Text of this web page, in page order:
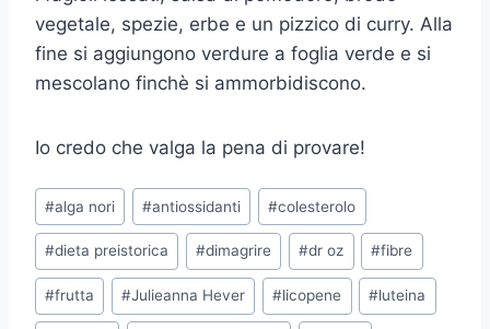
vegetale, spezie, erbe e un pizzico di curry. Alla
fine si aggiungono verdure a foglia verde e si
mescolano finchè si ammorbidiscono.
Io credo che valga la pena di provare!
Tag
articolo:
#alga nori #antiossidanti #colesterolo
#dieta preistorica #dimagrire #dr oz #fibre
#frutta #Julieanna Hever #licopene #luteina